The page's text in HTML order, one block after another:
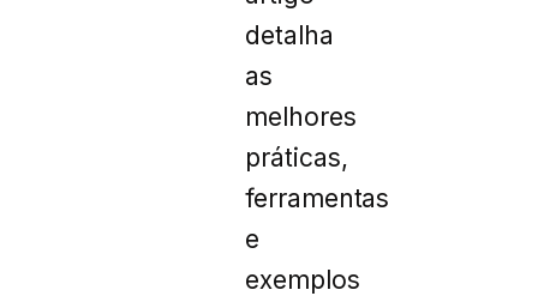
detalha
as
melhores
práticas,
ferramentas
e
exemplos